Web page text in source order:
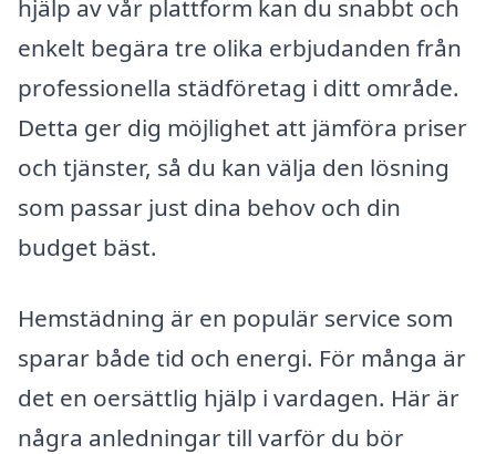
hjälp av vår plattform kan du snabbt och
enkelt begära tre olika erbjudanden från
professionella städföretag i ditt område.
Detta ger dig möjlighet att jämföra priser
och tjänster, så du kan välja den lösning
som passar just dina behov och din
budget bäst.
Hemstädning är en populär service som
sparar både tid och energi. För många är
det en oersättlig hjälp i vardagen. Här är
några anledningar till varför du bör